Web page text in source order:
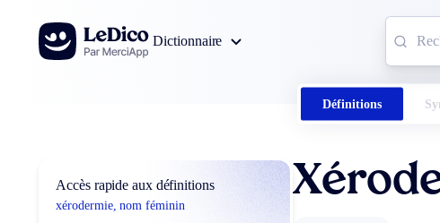
Aller au contenu
Dictionnaire
Définitions
Accès rapide aux définitions
xérodermie, nom féminin